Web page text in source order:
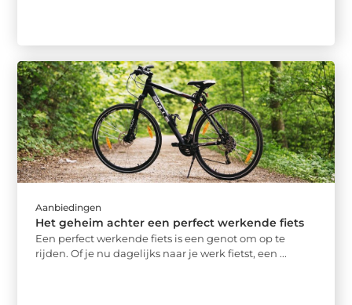
Aanbiedingen
Het geheim achter een perfect werkende fiets
Een perfect werkende fiets is een genot om op te
rijden. Of je nu dagelijks naar je werk fietst, een ...